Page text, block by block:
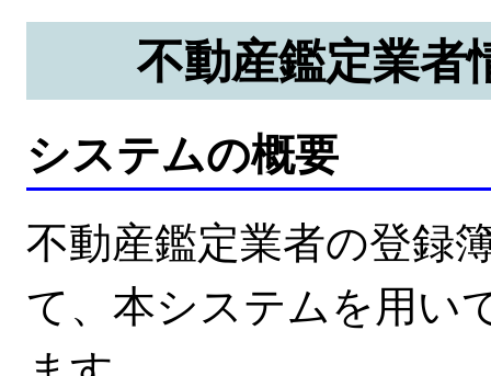
不動産鑑定業者
システムの概要
不動産鑑定業者の登録
て、本システムを用い